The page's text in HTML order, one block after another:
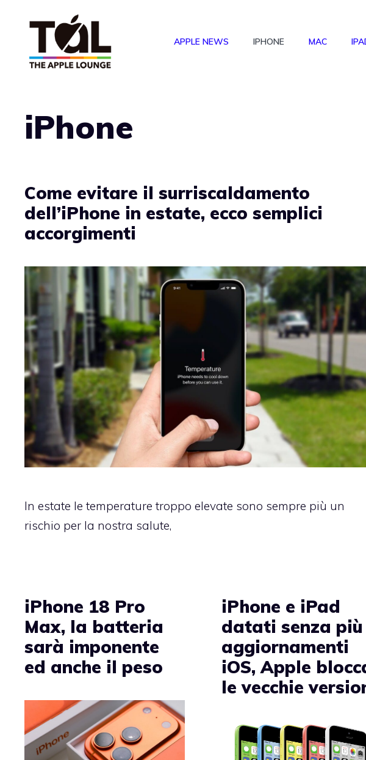
APPLE NEWS IPHONE MAC
iPhone
Come evitare il surriscaldamento
dell’iPhone in estate, ecco semplici
accorgimenti
In estate le temperature troppo elevate sono sempre più un
rischio per la nostra salute,
iPhone 18 Pro
Max, la batteria
sarà imponente
ed anche il peso
iPhone e iPad
datati senza più
aggiornamenti
iOS, Apple
le vecchie